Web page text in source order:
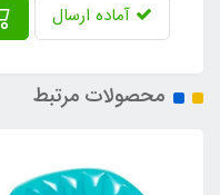
آماده ارسال
محصولات مرتبط